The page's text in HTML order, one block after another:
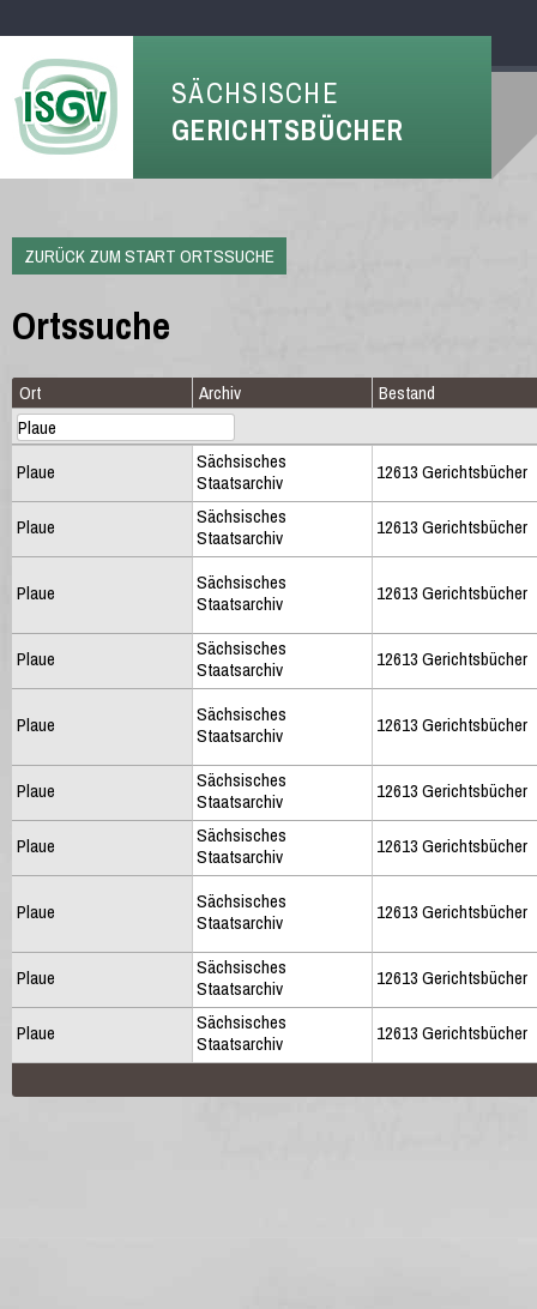
SÄCHSISCHE
GERICHTSBÜCHER
ZURÜCK ZUM START ORTSSUCHE
Ortssuche
Ort Archiv Bestand
Plaue
Sächsisches
Staatsarchiv
12613 Gerichtsbücher
Plaue
Sächsisches
Staatsarchiv
12613 Gerichtsbücher
Plaue
Sächsisches
Staatsarchiv
12613 Gerichtsbücher
Plaue
Sächsisches
Staatsarchiv
12613 Gerichtsbücher
Plaue
Sächsisches
Staatsarchiv
12613 Gerichtsbücher
Plaue
Sächsisches
Staatsarchiv
12613 Gerichtsbücher
Plaue
Sächsisches
Staatsarchiv
12613 Gerichtsbücher
Plaue
Sächsisches
Staatsarchiv
12613 Gerichtsbücher
Plaue
Sächsisches
Staatsarchiv
12613 Gerichtsbücher
Plaue
Sächsisches
Staatsarchiv
12613 Gerichtsbücher